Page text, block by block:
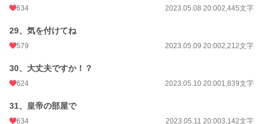
634 2023.05.08 20:002,445文字
29、気を付けてね
579 2023.05.09 20:002,212文字
30、大丈夫ですか！？
624 2023.05.10 20:001,839文字
31、皇帝の部屋で
634 2023.05.11 20:003,142文字